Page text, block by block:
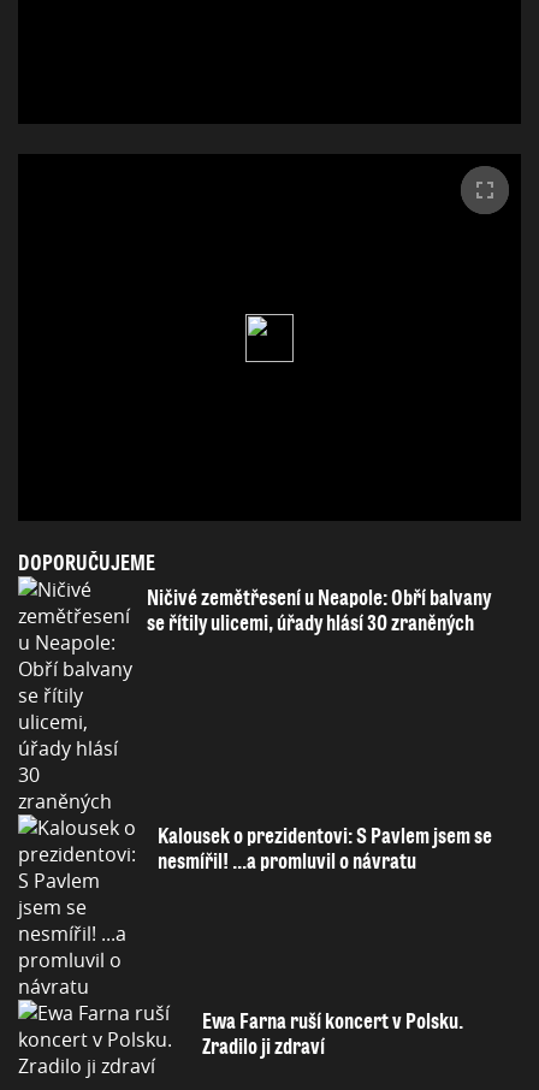
DOPORUČUJEME
Ničivé zemětřesení u Neapole: Obří balvany
se řítily ulicemi, úřady hlásí 30 zraněných
Kalousek o prezidentovi: S Pavlem jsem se
nesmířil! ...a promluvil o návratu
Ewa Farna ruší koncert v Polsku.
Zradilo ji zdraví